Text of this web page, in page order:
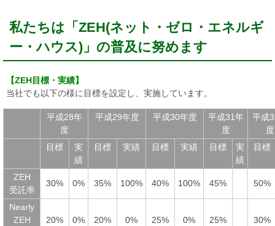
私たちは「ZEH(ネット・ゼロ・エネルギ
ー・ハウス)」の普及に努めます
【ZEH目標・実績】
当社でも以下の様に目標を設定し、実施しています。
平成28年
度
平成29年度 平成30年度
平成31年
度
平成
度
目標
実
績
目標 実績 目標 実績 目標
実
績
目標
ZEH
受託率
30% 0% 35% 100% 40% 100% 45% 50%
Nearly
ZEH
20% 0% 20% 0% 25% 0% 25% 30%